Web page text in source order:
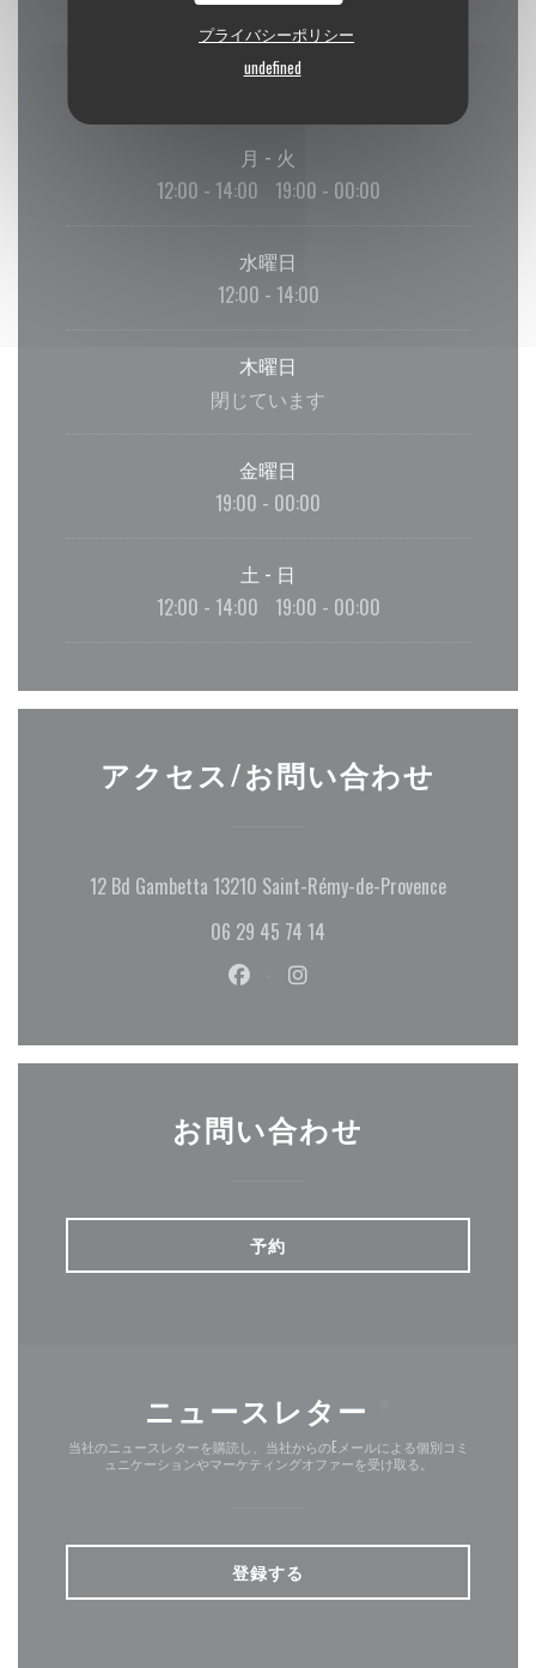
プライバシーポリシー
undefined
営業時間
月 - 火
12:00 - 14:00
19:00 - 00:00
水曜日
12:00 - 14:00
木曜日
閉じています
金曜日
19:00 - 00:00
土 - 日
12:00 - 14:00
19:00 - 00:00
アクセス/お問い合わせ
12 Bd Gambetta 13210 Saint-Rémy-de-Provence((新しい
06 29 45 74 14
Facebook ((新しいウィンドウで
Instagram ((新しいウィ
お問い合わせ
予約
ニュースレター
当社のニュースレターを購読し、当社からのEメールによる個別コミ
ュニケーションやマーケティングオファーを受け取る。
登録する